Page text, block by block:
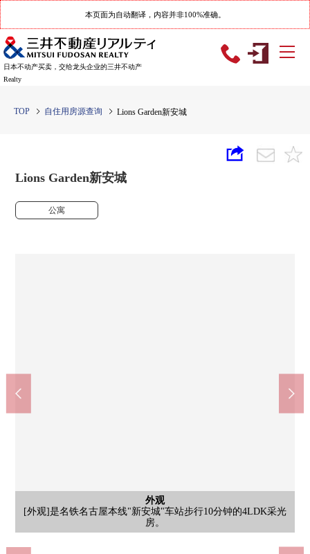
本页面为自动翻译，内容并非100%准确。
日本不动产买卖，交给龙头企业的三井不动产
Realty
TOP 自住用房源查询 Lions Garden新安城
Lions Garden新安城
公寓
外观
[外观]是名铁名古屋本线"新安城"车站步行10分钟的4LDK采光
房。
客厅
[客厅]在南侧、东面有窗的亮的客厅。有甚至能舒适地渡过冷的日
的地板暖气。
客厅
[客厅]约15.0张塌塌米LDK。与家族的会话在开放式厨房兴奋起
来。
客厅
[客厅]南侧、东面有阳台，通风也明亮地良好。
客厅
[客厅]是容易把餐厅空间和生活空间的配置换成的房型。
厨房
[厨房]在有柜台的开放式厨房，容易搬运菜。
厨房
[厨房]需要的家电10分的面积的厨房。工作空间也是宽敞的
shiteimasu。
公共汽车
[浴室]有1620尺寸的浴室换气干燥机的浴室。也有扶手，放心。
洗脸
[洗脸室]收纳丰富的盥洗台
厕所
[厕所]
室内
[西式房间]
门口
[门口]
阳台
[阳台]
阳台
[屋顶阳台]
阳台
[屋顶阳台]
风景
[风景]
风景
[风景]
其他
[设备]
入口
[入口]
入口
[入口]
入口
[入口]
入口
[入口]
共有部分
[设备/防盗门]
共有部分
[电梯]
共有部分
[共有部分]
共有部分
[共有部分]
共有部分
[智能快递柜]
共有部分
[自行车停放处]
停车场
[自行车停放处]
共有部分
[自行车停放处]
客厅
[客厅]
客厅
[客厅]
客厅
[客厅]
客厅
[客厅]
客厅
[客厅]
外观
[外观]
7-Eleven安城住吉町商店(约250m)
作野小学(约390m)
筱目中学(约1350m)
名铁名古屋本线"新安城"车站(约800m)